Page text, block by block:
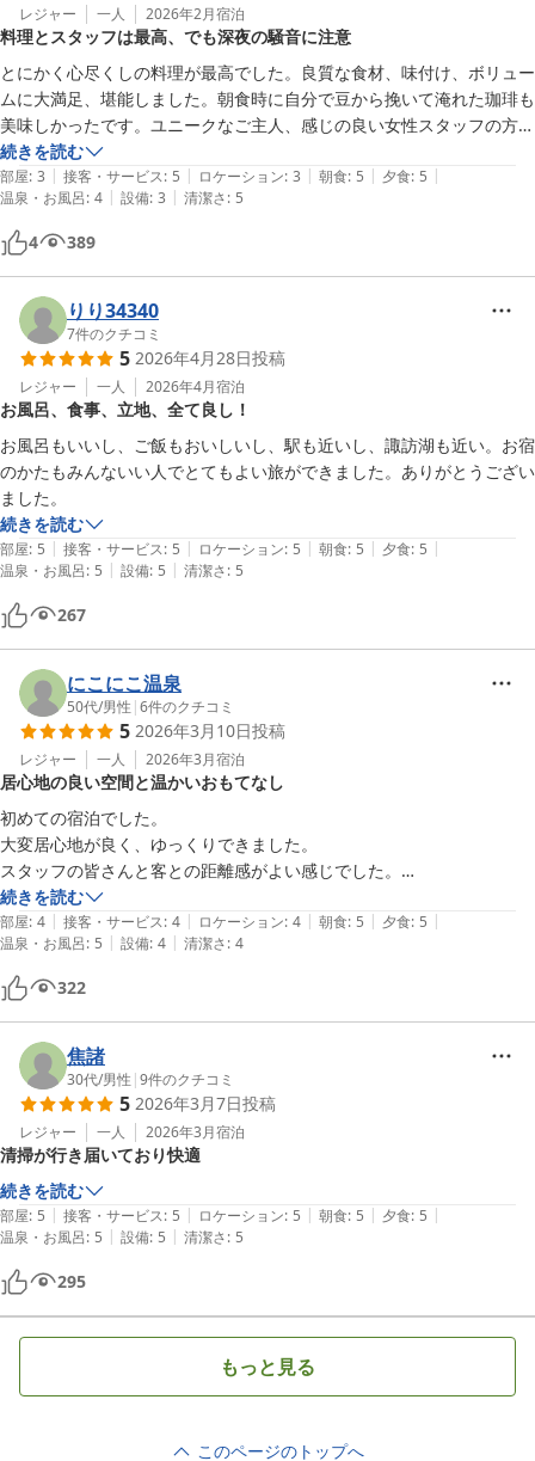
レジャー 一人 2026年2月宿泊
料理とスタッフは最高、でも深夜の騒音に注意
とにかく心尽くしの料理が最高でした。良質な食材、味付け、ボリュー
ムに大満足、堪能しました。朝食時に自分で豆から挽いて淹れた珈琲も
美味しかったです。ユニークなご主人、感じの良い女性スタッフの方々
がいらして、大きなホテルとはひと味違ったおもてなしで心が和みまし
た。〈注意点〉真冬は渡り廊下＝氷点下になっていると思われます。ち
ょっとした段差があったり、ちょっと急な階段があったり、足元がおぼ
つかない方には不向きかも。〈真夜中の悪夢〉一泊目、私の部屋（一
階）から10M程離れた部屋から、深夜０時過ぎ、男性の大きな話し声
が響き渡っています。私は耐えていましたが、たまりかねた別の男性客
がその部屋をドン！ドン！ドン！とノックし「うるさいんだよ！何時だ
と思ってんだ！」と。言われた本人は、すいませんでもなく「うるせ
え！」と返し「うるさくて眠れないんだよ！もう寝ろよ！」再び「うる
せえ！」と。これで少しは静かになるかと思いきや、３時半頃迄大きな
話し声は続きました。翌日深夜、悪夢再び（その人も連泊していたので
すね）
０時頃始まり止みそうにないので、１時過ぎ私がドアをトン、トン、ト
ンと普通にノックだけして警告しました（誰かと通話しているようでし
た）一瞬静かになったものの、再び大声が始まったので、１時半に「ち
ょっと静かにして頂けませんか、あなたの声が外に漏れてうるさいで
す！」と言ってやりました。それから30分程で静かになりましたが、
チェックアウト時にその旨ご主人に報告しました。ご主人は恐縮してい
ましたが（勿論ご主人のせいではなく）その人は素泊まりで連泊、初め
ての利用ではないとおっしゃっていました。私は何かヤバい仕事でもし
ているのでは...と思いました。
続きを読む
部屋: 3 | 接客・サービス: 5 | ロケーション: 3 | 朝食: 5 | 夕食: 5 |
温泉・お風呂: 4 | 設備: 3 | 清潔さ: 5
4 389
りり34340
7件のクチコミ
5 2026年4月28日投稿
レジャー 一人 2026年4月宿泊
お風呂、食事、立地、全て良し！
お風呂もいいし、ご飯もおいしいし、駅も近いし、諏訪湖も近い。お宿
のかたもみんないい人でとてもよい旅ができました。ありがとうござい
ました。
続きを読む
部屋: 5 | 接客・サービス: 5 | ロケーション: 5 | 朝食: 5 | 夕食: 5 |
温泉・お風呂: 5 | 設備: 5 | 清潔さ: 5
267
にこにこ温泉
50代/男性 |6件のクチコミ
5 2026年3月10日投稿
レジャー 一人 2026年3月宿泊
居心地の良い空間と温かいおもてなし
初めての宿泊でした。
大変居心地が良く、ゆっくりできました。
スタッフの皆さんと客との距離感がよい感じでした。
食事、温泉も大満足です。
続きを読む
部屋: 4 | 接客・サービス: 4 | ロケーション: 4 | 朝食: 5 | 夕食: 5 |
温泉・お風呂: 5 | 設備: 4 | 清潔さ: 4
322
焦諸
30代/男性 |9件のクチコミ
5 2026年3月7日投稿
レジャー 一人 2026年3月宿泊
清掃が行き届いており快適
続きを読む
部屋: 5 | 接客・サービス: 5 | ロケーション: 5 | 朝食: 5 | 夕食: 5 |
温泉・お風呂: 5 | 設備: 5 | 清潔さ: 5
295
もっと見る
このページのトップへ